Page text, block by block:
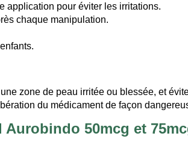
application pour éviter les irritations.
chaque manipulation.
zone de peau irritée ou blessée, et
du médicament de façon
50mcg et